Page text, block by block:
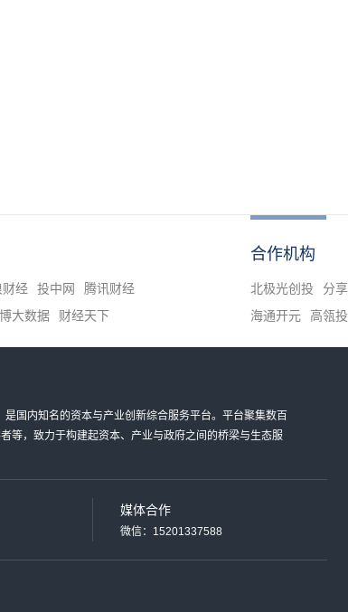
财经 投中网
腾讯财经
大数据 财经天下
合作机构
北极光创投 分
海通开元
高瓴
国内知名的资本与产业创新综合服务平台。平台聚集数百
等，致力于构建起资本、产业与政府之间的桥梁与生态服
媒体合作
微信：15201337588